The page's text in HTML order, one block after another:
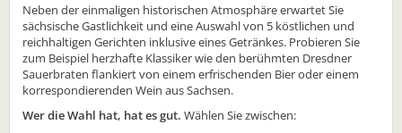
Neben der einmaligen historischen Atmosphäre erwartet Sie
sächsische Gastlichkeit und eine Auswahl von 5 köstlichen und
reichhaltigen Gerichten inklusive eines Getränkes. Probieren Sie
zum Beispiel herzhafte Klassiker wie den berühmten Dresdner
Sauerbraten flankiert von einem erfrischenden Bier oder einem
korrespondierenden Wein aus Sachsen.
Wer die Wahl hat, hat es gut. Wählen Sie zwischen: